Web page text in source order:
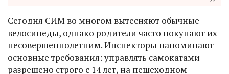
Сегодня СИМ во многом вытесняют обычные
велосипеды, однако родители часто покупают их
несовершеннолетним. Инспекторы напоминают
основные требования: управлять самокатами
разрешено строго с 14 лет, на пешеходном